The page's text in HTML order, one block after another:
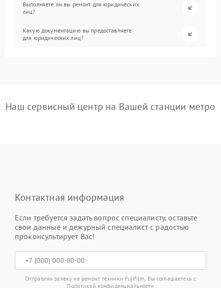
Выполняете ли вы ремонт для юридических
лиц?
Какую документацию вы предоставляете
для юридических лиц?
Наш сервисный центр на Вашей станции метро
Контактная информация
Если требуется задать вопрос специалисту, оставьте
свои данные и дежурный специалист с радостью
проконсультирует Вас!
Отправляя заявку на ремонт техники Fujifilm, Вы соглашаетесь с
Политикой конфиденциальности